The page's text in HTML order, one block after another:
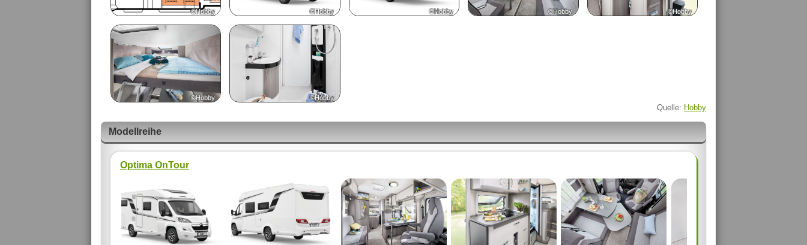
©Hobby ©Hobby ©Hobby ©Hobby ©Hobby
©Hobby ©Hobby
Quelle: Hobby
Modellreihe
Optima OnTour